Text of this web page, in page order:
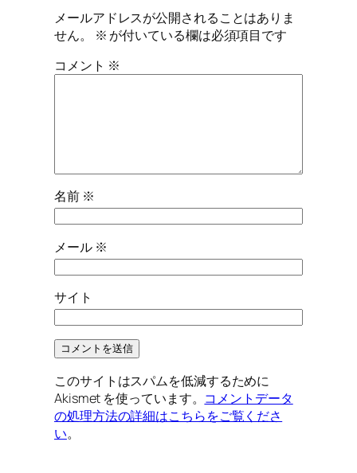
メールアドレスが公開されることはありま
せん。
※ が付いている欄は必須項目です
コメント ※
名前 ※
メール ※
サイト
このサイトはスパムを低減するために
Akismet を使っています。 コメントデータ
の処理方法の詳細はこちらをご覧くださ
い。